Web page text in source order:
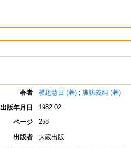
著者 横超慧日 (著); 諏訪義純 (著)
出版年月日
1982.02
ページ 258
出版者
大蔵出版